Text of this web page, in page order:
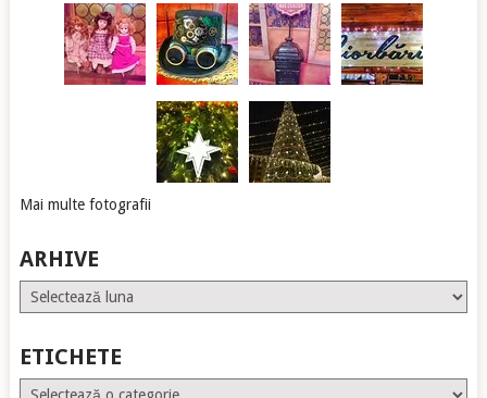
Mai multe fotografii
ARHIVE
Arhive
ETICHETE
Etichete